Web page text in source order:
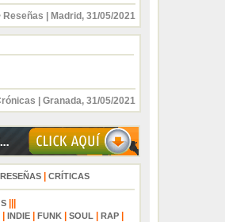
Reseñas Madrid , 31/05/2021
Granada, 31/05/2021
RESEÑAS| CRÍTICAS
INDIE| FUNK| SOUL| RAP|